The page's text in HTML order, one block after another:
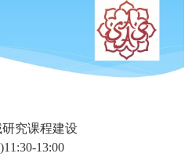
究课程建设
13:00